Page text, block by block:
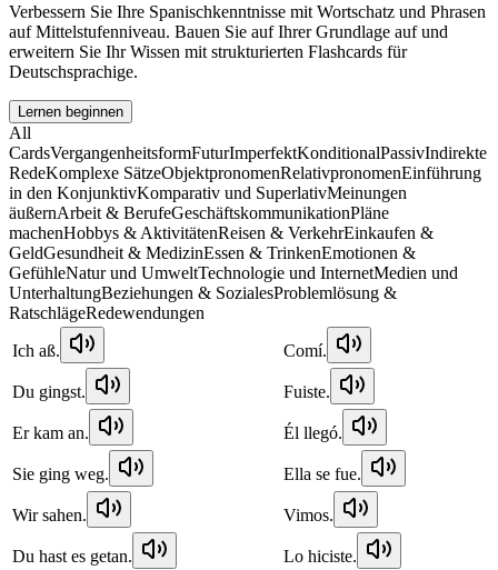
Verbessern Sie Ihre Spanischkenntnisse mit Wortschatz und Phrasen
auf Mittelstufenniveau. Bauen Sie auf Ihrer Grundlage auf und
erweitern Sie Ihr Wissen mit strukturierten Flashcards für
Deutschsprachige.
Lernen beginnen
All
CardsVergangenheitsformFuturImperfektKonditionalPassivIndirekte
RedeKomplexe SätzeObjektpronomenRelativpronomenEinführung
in den KonjunktivKomparativ und SuperlativMeinungen
äußernArbeit & BerufeGeschäftskommunikationPläne
machenHobbys & AktivitätenReisen & VerkehrEinkaufen &
GeldGesundheit & MedizinEssen & TrinkenEmotionen &
GefühleNatur und UmweltTechnologie und InternetMedien und
UnterhaltungBeziehungen & SozialesProblemlösung &
RatschlägeRedewendungen
Ich aß.
Comí.
Du gingst. Fuiste.
Er kam an. Él llegó.
Sie ging weg. Ella se fue.
Wir sahen. Vimos.
Du hast es getan. Lo hiciste.